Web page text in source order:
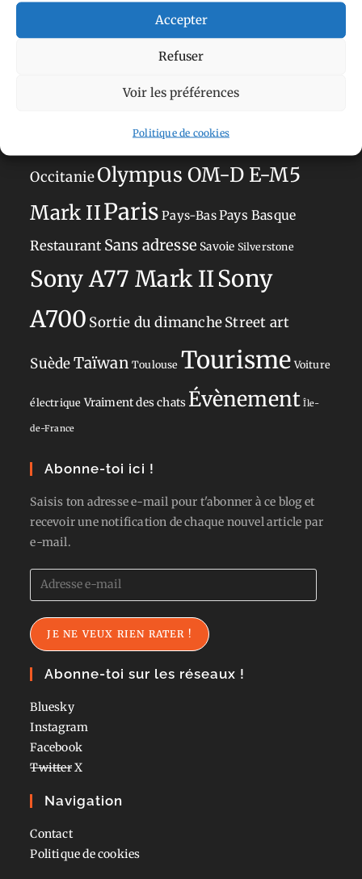
Accepter
Refuser
Voir les préférences
Politique de cookies
Aimez-vous bordelAllemagne
Anti tourismeBarBelgique
La Défense
OccitanieOlympus OM-D E-M5
Mark IIParis Pays-BasPays Basque
Restaurant Sans adresse Savoie Silverstone
Sony A77 Mark IISony
A700 Sortie du dimancheStreet art
SuèdeTaïwan Toulouse Tourisme Voiture
électrique Vraiment des chats Évènement Île-
de-France
Abonne-toi ici !
Saisis ton adresse e-mail pour t'abonner à ce blog et
recevoir une notification de chaque nouvel article par
e-mail.
Adresse
e-
mail
JE NE VEUX RIEN RATER !
Abonne-toi sur les réseaux !
Bluesky
Instagram
Facebook
TwitterX
Navigation
Contact
Politique de cookies